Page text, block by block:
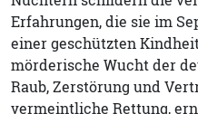
Erfahrungen, die sie im
einer geschützten
mörderische Wucht der
Raub, Zerstörung und
vermeintliche Rettung,